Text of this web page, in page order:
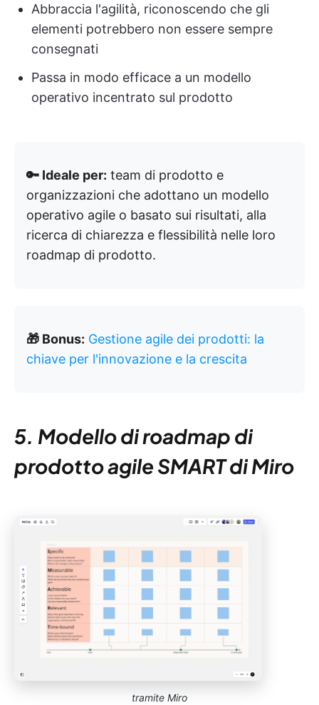
Abbraccia l'agilità, riconoscendo che gli
elementi potrebbero non essere sempre
consegnati
Passa in modo efficace a un modello
operativo incentrato sul prodotto
🔑 Ideale per: team di prodotto e
organizzazioni che adottano un modello
operativo agile o basato sui risultati, alla
ricerca di chiarezza e flessibilità nelle loro
roadmap di prodotto.
🎁 Bonus: Gestione agile dei prodotti: la
chiave per l'innovazione e la crescita
5. Modello di roadmap di
prodotto agile SMART di Miro
tramite Miro